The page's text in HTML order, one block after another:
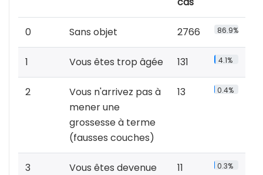
0 Sans objet 2766 86.9%
1 Vous êtes trop âgée 131 4.1%
2
Vous n'arrivez pas à
mener une
grossesse à terme
(fausses couches)
13 0.4%
3
Vous êtes devenue
11 0.3%